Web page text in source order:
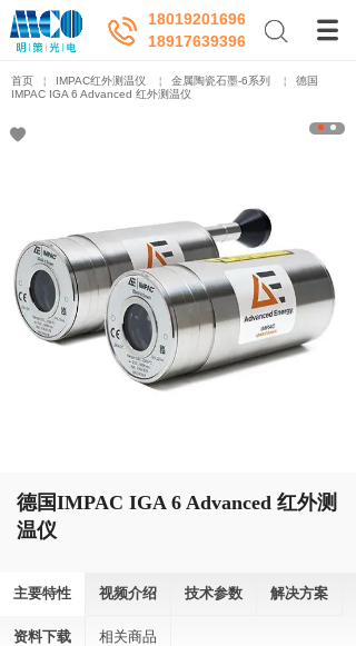
18917639396
18019201696
首页 ￤ IMPAC红外测温仪 ￤ 金属陶瓷石墨-6系列 ￤
德国
IMPAC IGA 6 Advanced 红外测温仪
德国IMPAC IGA 6 Advanced 红外测
温仪
主要特性 视频介绍 技术参数 解决方案
资料下载 相关商品